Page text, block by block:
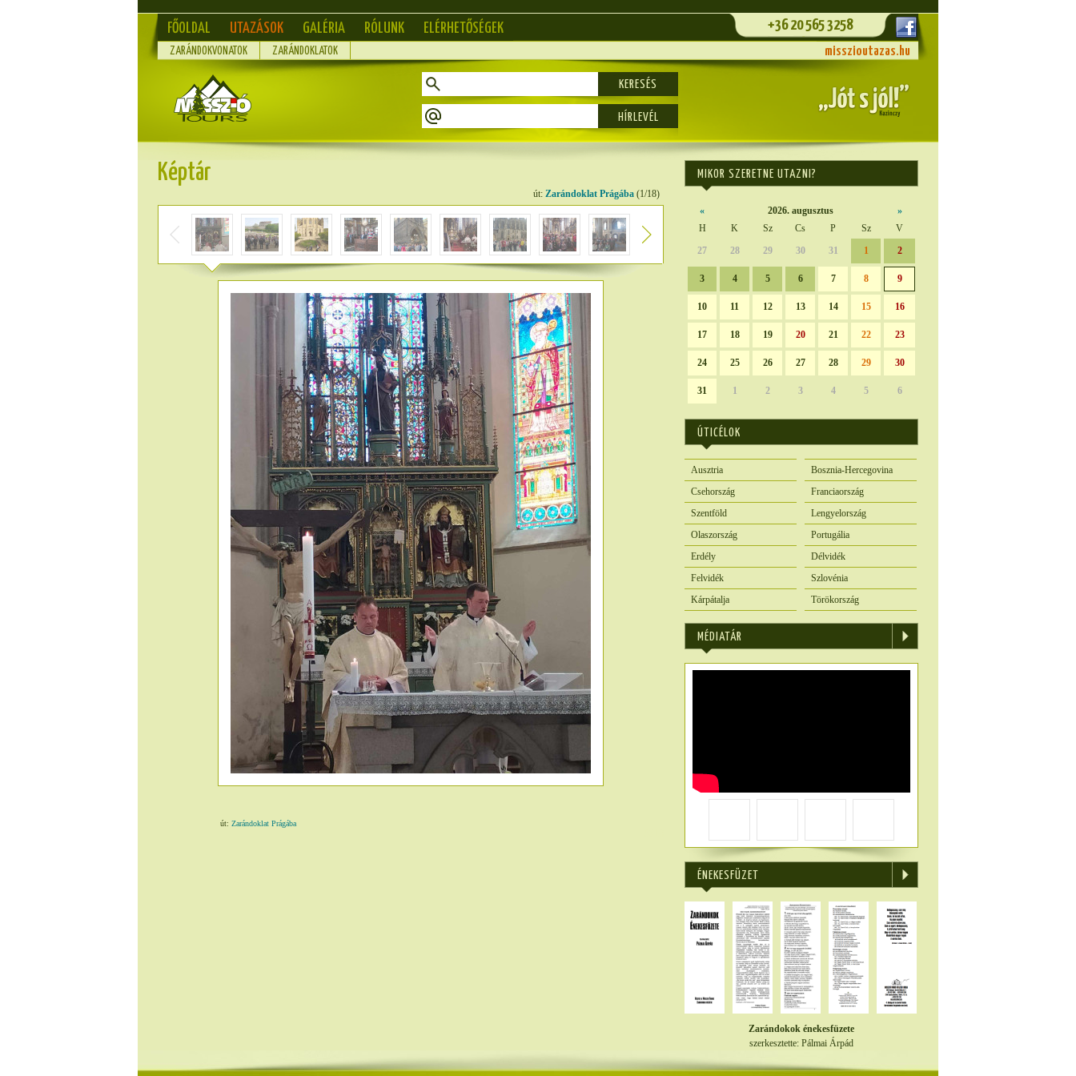
FŐOLDAL UTAZÁSOK GALÉRIA RÓLUNK ELÉRHETŐSÉGEK +36 20 565 3258
ZARÁNDOKVONATOK ZARÁNDOKLATOK misszioutazas.hu
KERESÉS
Képtár
út: Zarándoklat Prágába (1/18)
út: Zarándoklat Prágába
MIKOR SZERETNE UTAZNI?
« 2026. augusztus
»
H
K Sz Cs P Sz
V
27
28 29 30 31 1 2
3 4 5 6 7 8 9
10 11 12 13 14 15 16
17 18 19 20 21 22 23
24 25 26 27 28 29 30
31 1 2 3 4 5 6
ÚTICÉLOK
Ausztria
Bosznia-Hercegovina
Csehország
Franciaország
Szentföld
Lengyelország
Olaszország
Portugália
Erdély
Délvidék
Felvidék
Szlovénia
Kárpátalja
Törökország
MÉDIATÁR
ÉNEKESFÜZET
Zarándokok énekesfüzete
szerkesztette: Pálmai Árpád